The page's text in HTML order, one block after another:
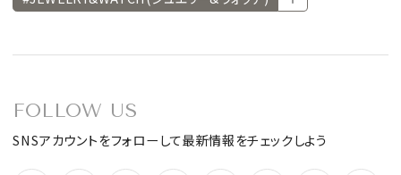
FOLLOW US
SNSアカウントをフォローして最新情報をチェックしよう